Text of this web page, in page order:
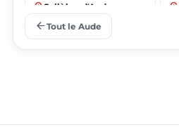
place Sallèles-d'Aude place
arrow_back Tout le Aude